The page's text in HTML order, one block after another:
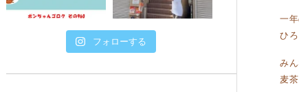
一
ひ
み
麦
フォローする